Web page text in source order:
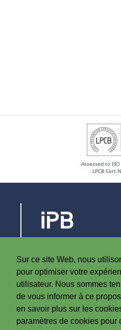
Sur ce site Web, nous
pour optimiser votre
utilisateur. Nous sommes
de vous informer à ce
en savoir plus sur les
paramètres de cookies pour
Assessed to
LPCB Cert
8790 Waregem
Belgique
T+32 (0)56 60 79 19
F +32 (0)56 61 08 85
info@iplast.be